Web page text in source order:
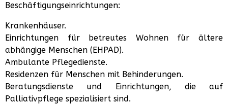
Beschäftigungseinrichtungen:
Krankenhäuser.
Einrichtungen für betreutes Wohnen für ältere
abhängige Menschen (EHPAD).
Ambulante Pflegedienste.
Residenzen für Menschen mit Behinderungen.
Beratungsdienste und Einrichtungen, die auf
Palliativpflege spezialisiert sind.